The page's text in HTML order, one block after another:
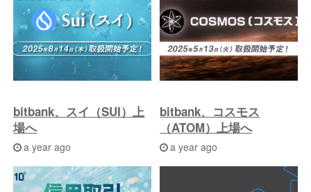
bitbank、スイ（SUI）上
場へ
a year ago
bitbank、コスモス
（ATOM）上場へ
a year ago